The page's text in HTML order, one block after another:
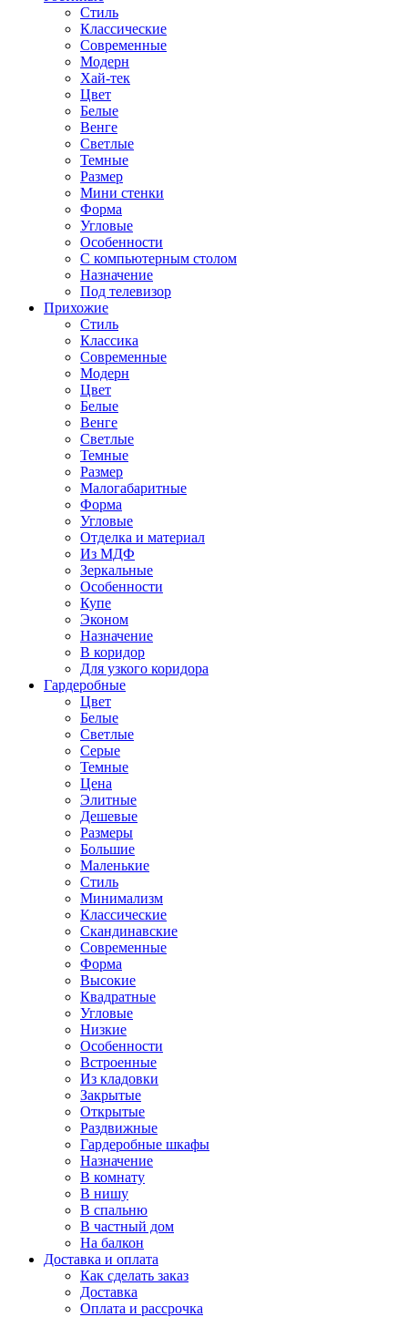
Стиль
Классические
Современные
Модерн
Хай-тек
Цвет
Белые
Венге
Светлые
Темные
Размер
Мини стенки
Форма
Угловые
Особенности
С компьютерным столом
Назначение
Под телевизор
Прихожие
Стиль
Классика
Современные
Модерн
Цвет
Белые
Венге
Светлые
Темные
Размер
Малогабаритные
Форма
Угловые
Отделка и материал
Из МДФ
Зеркальные
Особенности
Купе
Эконом
Назначение
В коридор
Для узкого коридора
Гардеробные
Цвет
Белые
Светлые
Серые
Темные
Цена
Элитные
Дешевые
Размеры
Большие
Маленькие
Стиль
Минимализм
Классические
Скандинавские
Современные
Форма
Высокие
Квадратные
Угловые
Низкие
Особенности
Встроенные
Из кладовки
Закрытые
Открытые
Раздвижные
Гардеробные шкафы
Назначение
В комнату
В нишу
В спальню
В частный дом
На балкон
Доставка и оплата
Как сделать заказ
Доставка
Оплата и рассрочка